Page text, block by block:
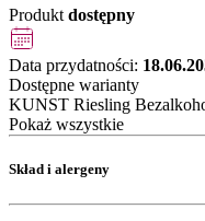
Produkt dostępny
Data przydatności:
Dostępne warianty
KUNST Riesling
Pokaż wszystkie
Skład i alergeny